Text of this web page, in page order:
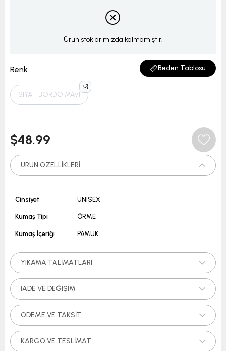
Ürün stoklarımızda kalmamıştır.
Renk Beden Tablosu
SİYAH BORDO MAVİ
$48.99
ÜRÜN ÖZELLIKLERI
Cinsiyet UNISEX
Kumaş Tipi ÖRME
Kumaş İçeriği PAMUK
YIKAMA TALIMATLARI
İADE VE DEĞIŞIM
ÖDEME VE TAKSIT
KARGO VE TESLIMAT